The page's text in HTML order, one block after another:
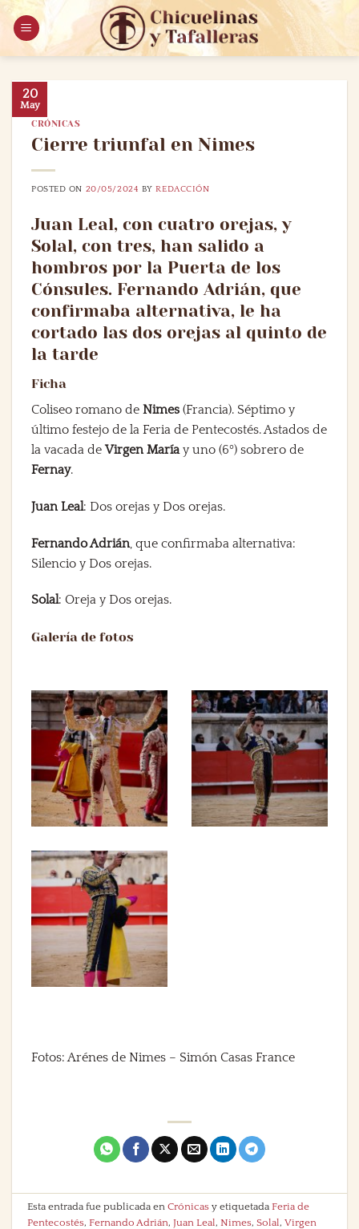
Saltar
contenido
20
May
CRÓNICAS
Cierre triunfal en Nimes
POSTED ON 20/05/2024 BYREDACCIÓN
Juan Leal, con cuatro orejas, y
Solal, con tres, han salido a
hombros por la Puerta de los
Cónsules. Fernando Adrián, que
confirmaba alternativa, le ha
cortado las dos orejas al quinto de
la tarde
Ficha
Coliseo romano de Nimes (Francia). Séptimo y
último festejo de la Feria de Pentecostés. Astados de
la vacada deVirgen Maríay uno (6º) sobrero de
Fernay.
Juan Leal: Dos orejas y Dos orejas.
Fernando Adrián , que confirmaba alternativa:
Silencio y Dos orejas.
Solal: Oreja y Dos orejas.
Galería de fotos
Fotos: Arénes de Nimes – Simón Casas France
Esta entrada fue publicada enCrónicas y etiquetadaFeria de
Pentecostés,Fernando Adrián,Juan Leal,Nimes,Solal,Virgen